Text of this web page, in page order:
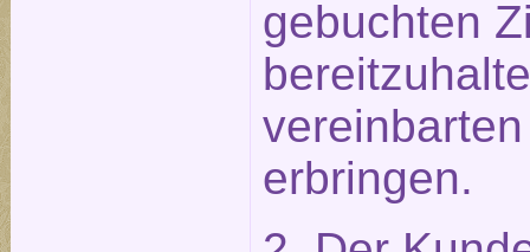
gebuchten
erbringen.